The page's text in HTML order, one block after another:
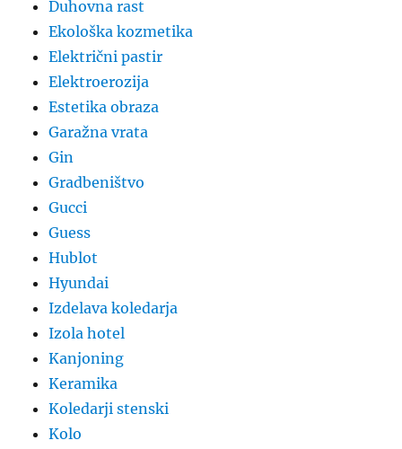
Duhovna rast
Ekološka kozmetika
Električni pastir
Elektroerozija
Estetika obraza
Garažna vrata
Gin
Gradbeništvo
Gucci
Guess
Hublot
Hyundai
Izdelava koledarja
Izola hotel
Kanjoning
Keramika
Koledarji stenski
Kolo